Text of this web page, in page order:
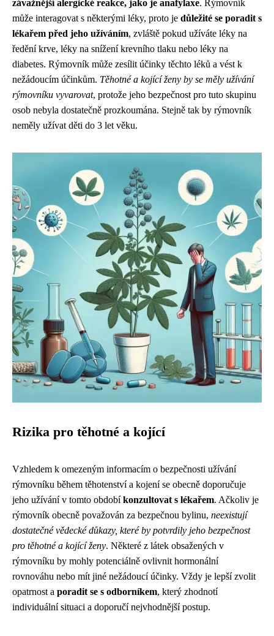
závažnější alergické reakce, jako je anafylaxe. Rýmovník
může interagovat s některými léky, proto je důležité se poradit s
lékařem před jeho užíváním, zvláště pokud užíváte léky na
ředění krve, léky na snížení krevního tlaku nebo léky na
diabetes. Rýmovník může zesílit účinky těchto léků a vést k
nežádoucím účinkům. Těhotné a kojící ženy by se měly užívání
rýmovníku vyvarovat, protože jeho bezpečnost pro tuto skupinu
osob nebyla dostatečně prozkoumána. Stejně tak by rýmovník
neměly užívat děti do 3 let věku.
Rizika pro těhotné a kojící
Vzhledem k omezeným informacím o bezpečnosti užívání
rýmovníku během těhotenství a kojení se obecně doporučuje
jeho užívání v tomto obdobíkonzultovat s lékařem. Ačkoliv je
rýmovník obecně považován za bezpečnou bylinu, neexistují
dostatečné vědecké důkazy, které by potvrdily jeho bezpečnost
pro těhotné a kojící ženy. Některé z látek obsažených v
rýmovníku by mohly potenciálně ovlivnit hormonální
rovnováhu nebo mít jiné nežádoucí účinky. Vždy je lepší zvolit
opatrnost a poradit se s odborníkem, který zhodnotí
individuální situaci a doporučí nejvhodnější postup.